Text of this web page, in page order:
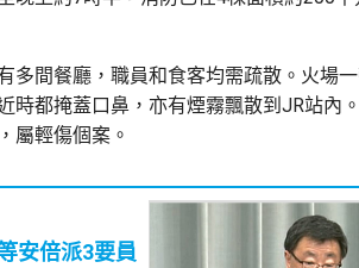
多間餐廳，職員和食客均需疏散。火場
時都掩蓋口鼻，亦有煙霧飄散到JR站內
屬輕傷個案。
安倍派3要員